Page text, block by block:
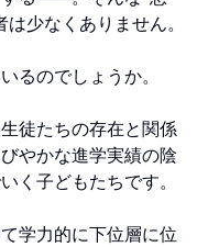
少なくありません。
るのでしょうか。
徒たちの存在と関係
やかな進学実績の陰
く子どもたちです。
学力的に下位層に位